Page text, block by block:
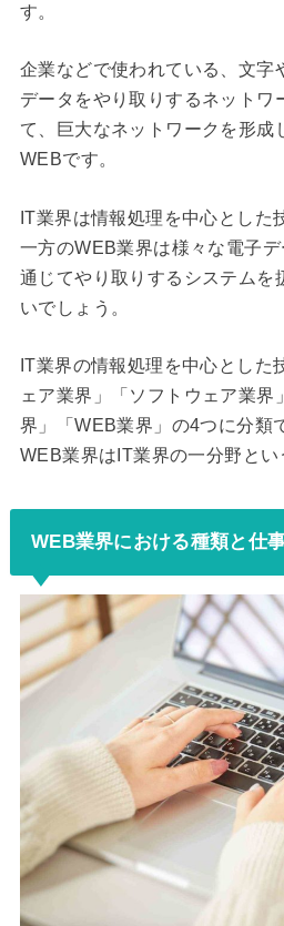
す。
企業などで使われている、文字
データをやり取りするネットワ
て、巨大なネットワークを形成
WEBです。
IT業界は情報処理を中心とした
一方のWEB業界は様々な電子
通じてやり取りするシステムを
いでしょう。
IT業界の情報処理を中心とした
ェア業界」「ソフトウェア業界
界」「WEB業界」の4つに分類
WEB業界はIT業界の一分野とい
WEB業界における種類と仕